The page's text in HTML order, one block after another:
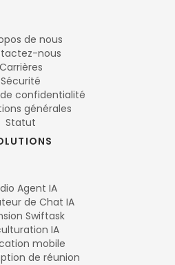
de nous
nous
Carrières
Sécurité
confidentialité
générales
Statut
Agent IA
de Chat IA
Swiftask
IA
mobile
de réunion